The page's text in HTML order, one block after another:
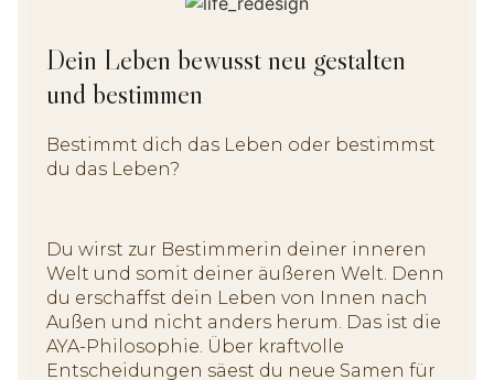
Dein Leben bewusst neu gestalten
und bestimmen
Bestimmt dich das Leben oder bestimmst
du das Leben?
Du wirst zur Bestimmerin deiner inneren
Welt und somit deiner äußeren Welt. Denn
du erschaffst dein Leben von Innen nach
Außen und nicht anders herum. Das ist die
AYA-Philosophie. Über kraftvolle
Entscheidungen säest du neue Samen für